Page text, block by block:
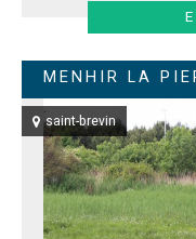
MENHIR LA
saint-brevin